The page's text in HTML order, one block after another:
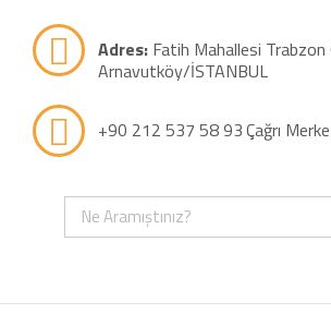
Adres: Fatih Mahallesi Trabzon
Arnavutköy/İSTANBUL
+90 212 537 58 93Çağrı